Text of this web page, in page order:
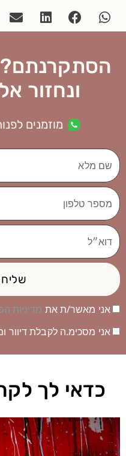
הסתקרנתם?
ונחזור
מוזמנים
שם
מלא
מספר
טלפון
דוא״ל
אני מאשר/ת אתמדיניות
אני מסכימ.ה לקבלת דיוור
כדאי לך